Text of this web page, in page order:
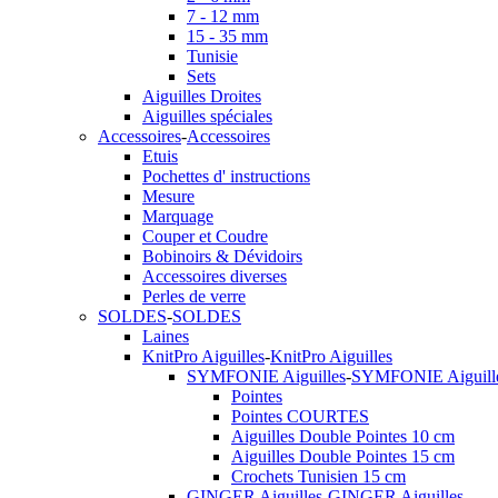
7 - 12 mm
15 - 35 mm
Tunisie
Sets
Aiguilles Droites
Aiguilles spéciales
Accessoires-Accessoires
Etuis
Pochettes d' instructions
Mesure
Marquage
Couper et Coudre
Bobinoirs & Dévidoirs
Accessoires diverses
Perles de verre
SOLDES-SOLDES
Laines
KnitPro Aiguilles-KnitPro Aiguilles
SYMFONIE Aiguilles-SYMFONIE
Pointes
Pointes COURTES
Aiguilles Double Pointes 10 cm
Aiguilles Double Pointes 15 cm
Crochets Tunisien 15 cm